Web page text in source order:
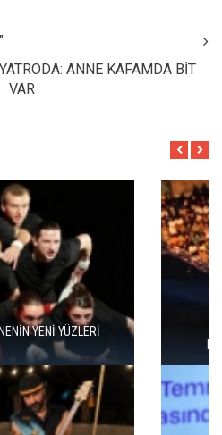
ANNE KAFAMDA BİT
VAR
SAHNESİ OLUYOR